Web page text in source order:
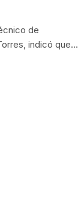
de
indicó que…